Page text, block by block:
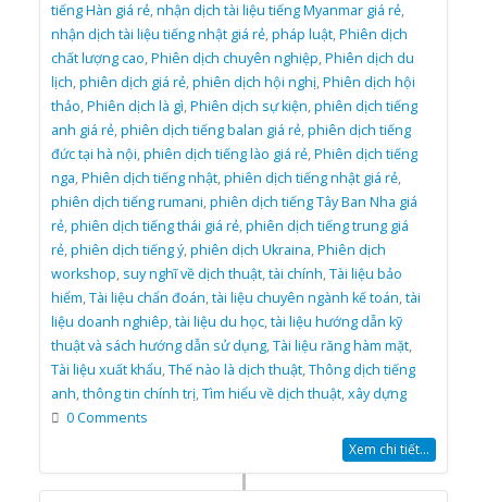
tiếng Hàn giá rẻ,nhận dịch tài liệu tiếng Myanmar giá rẻ,
nhận dịch tài liệu tiếng nhật giá rẻ,pháp luật,Phiên dịch
chất lượng cao,Phiên dịch chuyên nghiệp,Phiên dịch du
lịch,phiên dịch giá rẻ,phiên dịch hội nghị,Phiên dịch hội
thảo,Phiên dịch là gì,Phiên dịch sự kiện,phiên dịch tiếng
anh giá rẻ,phiên dịch tiếng balan giá rẻ,phiên dịch tiếng
đức tại hà nội,phiên dịch tiếng lào giá rẻ,Phiên dịch tiếng
nga,Phiên dịch tiếng nhật,phiên dịch tiếng nhật giá rẻ,
phiên dịch tiếng rumani,phiên dịch tiếng Tây Ban Nha giá
rẻ,phiên dịch tiếng thái giá rẻ,phiên dịch tiếng trung giá
rẻ,phiên dịch tiếng ý,phiên dịch Ukraina,Phiên dịch
workshop, suy nghĩ về dịch thuật,tài chính,Tài liệu bảo
hiểm,Tài liệu chẩn đoán,tài liệu chuyên ngành kế toán,tài
liệu doanh nghiêp,tài liệu du học,tài liệu hướng dẫn kỹ
thuật và sách hướng dẫn sử dụng,Tài liệu răng hàm mặt,
Tài liệu xuất khẩu,Thế nào là dịch thuật,Thông dịch tiếng
anh,thông tin chính trị,Tìm hiểu về dịch thuật,xây dựng
0 Comments
Xem chi tiết...